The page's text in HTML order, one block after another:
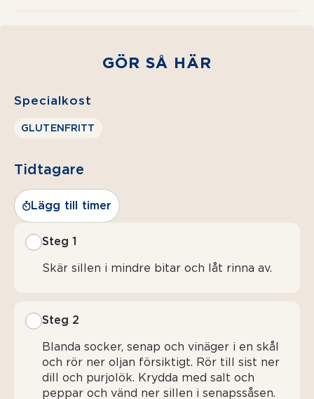
GÖR SÅ HÄR
Specialkost
GLUTENFRITT
Tidtagare
Lägg till timer
Steg 1
Skär sillen i mindre bitar och låt rinna av.
Steg 2
Blanda socker, senap och vinäger i en skål
och rör ner oljan försiktigt. Rör till sist ner
dill och purjolök. Krydda med salt och
peppar och vänd ner sillen i senapssåsen.